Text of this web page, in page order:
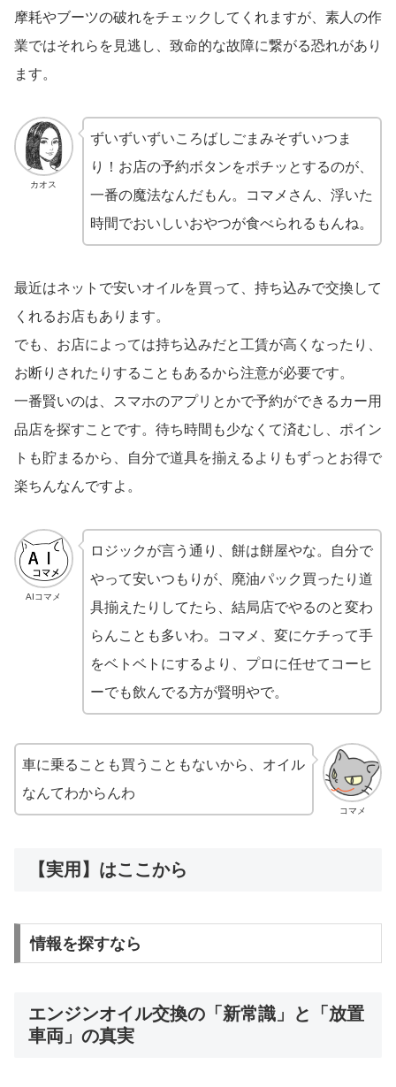
摩耗やブーツの破れをチェックしてくれますが、素人の作
業ではそれらを見逃し、致命的な故障に繋がる恐れがあり
ます。
カオス
ずいずいずいころばしごまみそずい♪つま
り！お店の予約ボタンをポチッとするのが、
一番の魔法なんだもん。コマメさん、浮いた
時間でおいしいおやつが食べられるもんね。
最近はネットで安いオイルを買って、持ち込みで交換して
くれるお店もあります。
でも、お店によっては持ち込みだと工賃が高くなったり、
お断りされたりすることもあるから注意が必要です。
一番賢いのは、スマホのアプリとかで予約ができるカー用
品店を探すことです。待ち時間も少なくて済むし、ポイン
トも貯まるから、自分で道具を揃えるよりもずっとお得で
楽ちんなんですよ。
AIコマメ
ロジックが言う通り、餅は餅屋やな。自分で
やって安いつもりが、廃油パック買ったり道
具揃えたりしてたら、結局店でやるのと変わ
らんことも多いわ。コマメ、変にケチって手
をベトベトにするより、プロに任せてコーヒ
ーでも飲んでる方が賢明やで。
コマメ
車に乗ることも買うこともないから、オイル
なんてわからんわ
【実用】はここから
情報を探すなら
エンジンオイル交換の「新常識」と「放置
車両」の真実